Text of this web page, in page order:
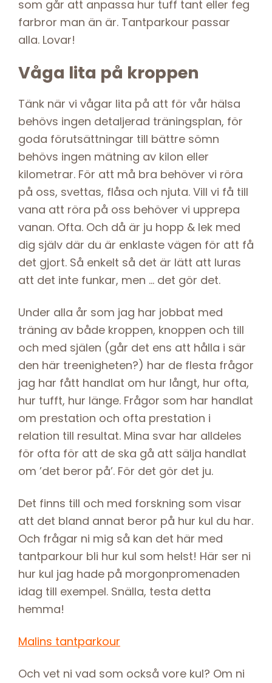
som går att anpassa hur tuff tant eller feg
farbror man än är. Tantparkour passar
alla. Lovar!
Våga lita på kroppen
Tänk när vi vågar lita på att för vår hälsa
behövs ingen detaljerad träningsplan, för
goda förutsättningar till bättre sömn
behövs ingen mätning av kilon eller
kilometrar. För att må bra behöver vi röra
på oss, svettas, flåsa och njuta. Vill vi få till
vana att röra på oss behöver vi upprepa
vanan. Ofta. Och då är ju hopp & lek med
dig själv där du är enklaste vägen för att få
det gjort. Så enkelt så det är lätt att luras
att det inte funkar, men … det gör det.
Under alla år som jag har jobbat med
träning av både kroppen, knoppen och till
och med själen (går det ens att hålla i sär
den här treenigheten?) har de flesta frågor
jag har fått handlat om hur långt, hur ofta,
hur tufft, hur länge. Frågor som har handlat
om prestation och ofta prestation i
relation till resultat. Mina svar har alldeles
för ofta för att de ska gå att sälja handlat
om ’det beror på’. För det gör det ju.
Det finns till och med forskning som visar
att det bland annat beror på hur kul du har.
Och frågar ni mig så kan det här med
tantparkour bli hur kul som helst! Här ser ni
hur kul jag hade på morgonpromenaden
idag till exempel. Snälla, testa detta
hemma!
Malins tantparkour
Och vet ni vad som också vore kul? Om ni